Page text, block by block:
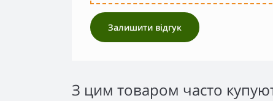
Залишити відгук
З цим товаром часто